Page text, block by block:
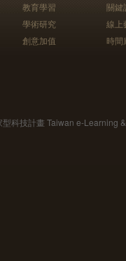
教育學習
學術研究
創意加值
關鍵
線上
時間
型科技計畫 Taiwan e-Learning